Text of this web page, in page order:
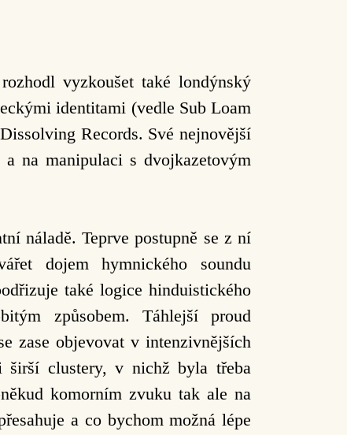
vyzkoušet také londýnský
identitami (vedle Sub Loam
Records. Své nejnovější
na manipulaci s dvojkazetovým
náladě. Teprve postupně se z ní
dojem hymnického soundu
také logice hinduistického
způsobem. Táhlejší proud
zase objevovat v intenzivnějších
širší clustery, v nichž byla třeba
komorním zvuku tak ale na
a co bychom možná lépe